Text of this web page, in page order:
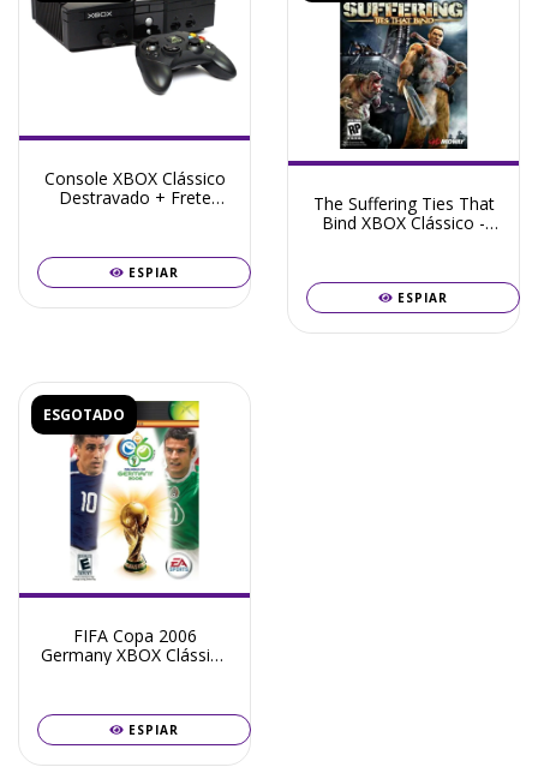
Console XBOX Clássico
Destravado + Frete
ESPIAR
The Suffering Ties That
Bind XBOX Clássico -
ESPIAR
ESGOTADO
FIFA Copa 2006
Germany XBOX Clássico
ESPIAR